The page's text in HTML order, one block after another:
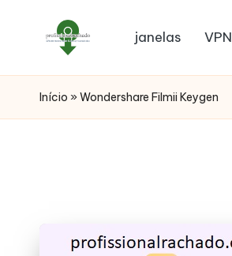
janelas VPN
Início » Wondershare Filmii Keygen